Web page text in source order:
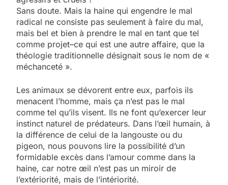
Sans doute. Mais la haine qui engendre le mal
radical ne consiste pas seulement à faire du mal,
mais bel et bien à prendre le mal en tant que tel
comme projet–ce qui est une autre affaire, que la
théologie traditionnelle désignait sous le nom de «
méchanceté ».
Les animaux se dévorent entre eux, parfois ils
menacent l’homme, mais ça n’est pas le mal
comme tel qu’ils visent. Ils ne font qu’exercer leur
instinct naturel de prédateurs. Dans l’œil humain, à
la différence de celui de la langouste ou du
pigeon, nous pouvons lire la possibilité d’un
formidable excès dans l’amour comme dans la
haine, car notre œil n’est pas un miroir de
l’extériorité, mais de l’intériorité.